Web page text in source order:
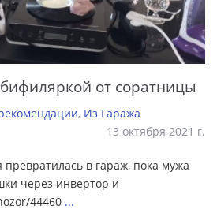
от соратницы
, Из Гаража
13 октября 2021 г.
превратилась в гараж, пока мужа
через инвертор и
44460 ...